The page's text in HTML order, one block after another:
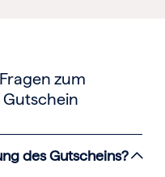
zum
Gutschein
des Gutscheins?